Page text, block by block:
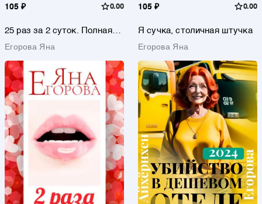
105 ₽ 0.00
25 раз за 2 суток. Полная
Егорова Яна
105 ₽ 0.00
Я сучка, столичная штучка
Егорова Яна